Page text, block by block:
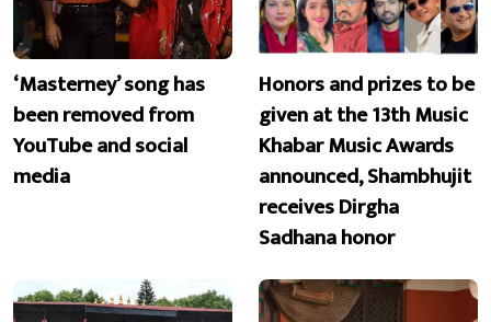
‘Masterney’ song has
been removed from
YouTube and social
media
Honors and prizes to be
given at the 13th Music
Khabar Music Awards
announced, Shambhujit
receives Dirgha
Sadhana honor